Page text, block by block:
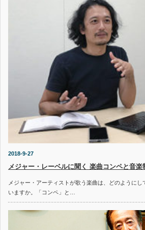
2018-9-27
メジャー・レーベルに聞く 楽曲コンペと音楽
メジャー・アーティストが歌う楽曲は、どのように
いますか。「コンペ」と…